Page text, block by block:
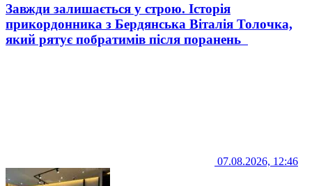
Завжди залишається у строю. Історія
прикордонника з Бердянська Віталія Толочка,
який рятує побратимів після поранень
07.08.2026, 12:46